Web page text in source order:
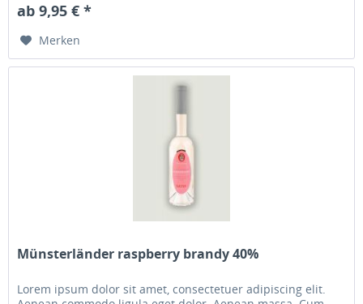
ab 9,95 € *
Merken
Münsterländer raspberry brandy 40%
Lorem ipsum dolor sit amet, consectetuer adipiscing elit.